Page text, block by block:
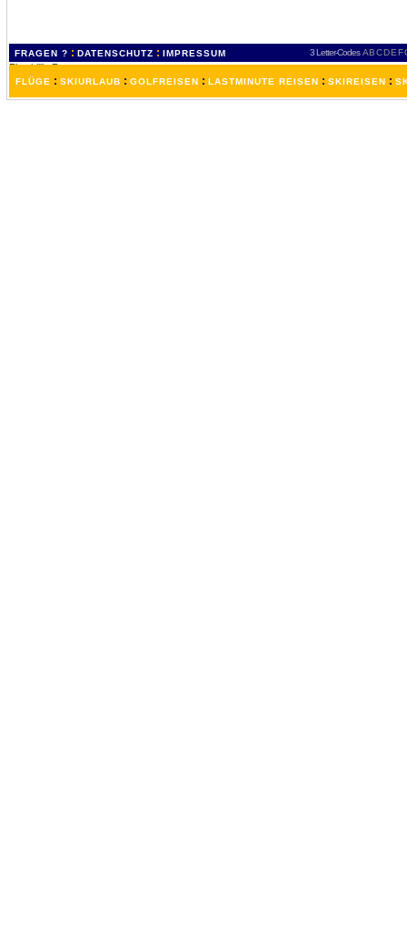
FRAGEN ? : DATENSCHUTZ : IMPRESSUM 3 Letter-Codes ABCDEF
FLÜGE : SKIURLAUB : GOLFREISEN : LASTMINUTE REISEN : SKIREISEN :